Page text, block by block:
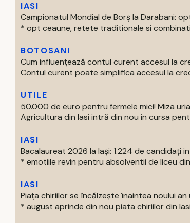
IASI
Campionatul Mondial de Borș la Darabani:
* opt ceaune, retete traditionale si
BOTOSANI
Cum influențează contul curent accesul la
Contul curent poate simplifica accesul la
UTILE
50.000 de euro pentru fermele mici! Miza
Agricultura din Iasi intră din nou in cursa
IASI
Bacalaureat 2026 la Iași: 1.224 de candidați
* emotiile revin pentru absolventii de liceu din
IASI
Piața chiriilor se încălzește înaintea noului
* august aprinde din nou piata chiriilor din